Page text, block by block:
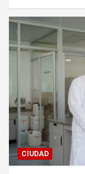
CIUDAD